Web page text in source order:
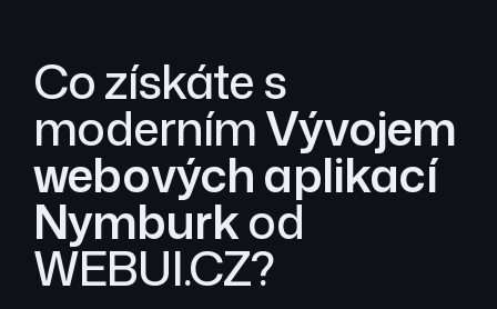
Co získáte s
modernímVývojem
webových aplikací
Nymburkod
WEBUI.CZ?